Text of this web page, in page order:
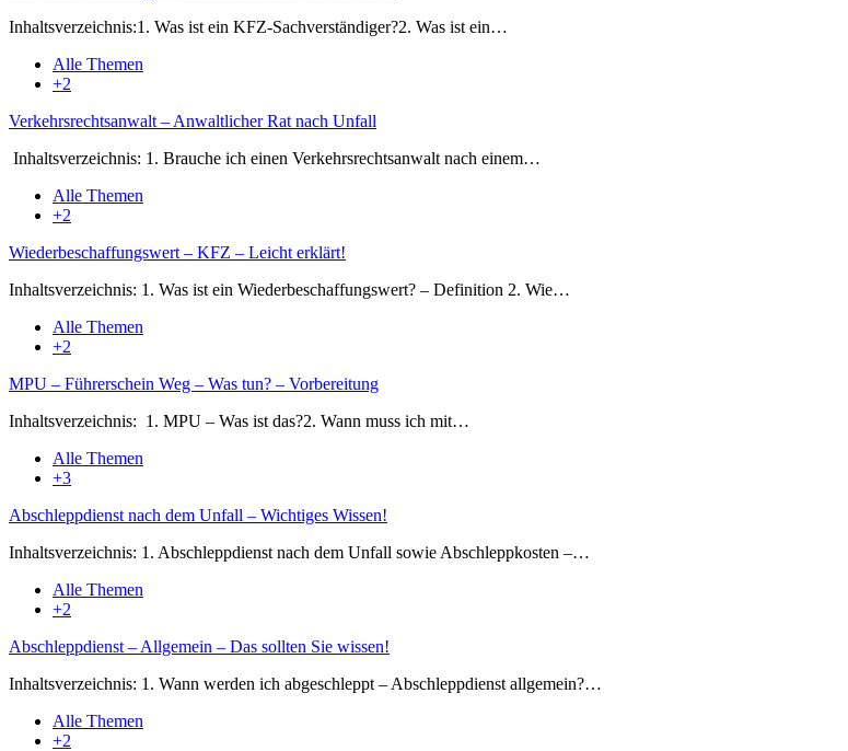
Inhaltsverzeichnis:1. Was ist ein KFZ-Sachverständiger?2. Was ist ein…
Alle Themen
+2
Verkehrsrechtsanwalt – Anwaltlicher Rat nach Unfall
Inhaltsverzeichnis: 1. Brauche ich einen Verkehrsrechtsanwalt nach einem…
Alle Themen
+2
Wiederbeschaffungswert – KFZ – Leicht erklärt!
Inhaltsverzeichnis: 1. Was ist ein Wiederbeschaffungswert? – Definition 2. Wie…
Alle Themen
+2
MPU – Führerschein Weg – Was tun? – Vorbereitung
Inhaltsverzeichnis: 1. MPU – Was ist das?2. Wann muss ich mit…
Alle Themen
+3
Abschleppdienst nach dem Unfall – Wichtiges Wissen!
Inhaltsverzeichnis: 1. Abschleppdienst nach dem Unfall sowie Abschleppkosten –…
Alle Themen
+2
Abschleppdienst – Allgemein – Das sollten Sie wissen!
Inhaltsverzeichnis: 1. Wann werden ich abgeschleppt – Abschleppdienst allgemein?…
Alle Themen
+2